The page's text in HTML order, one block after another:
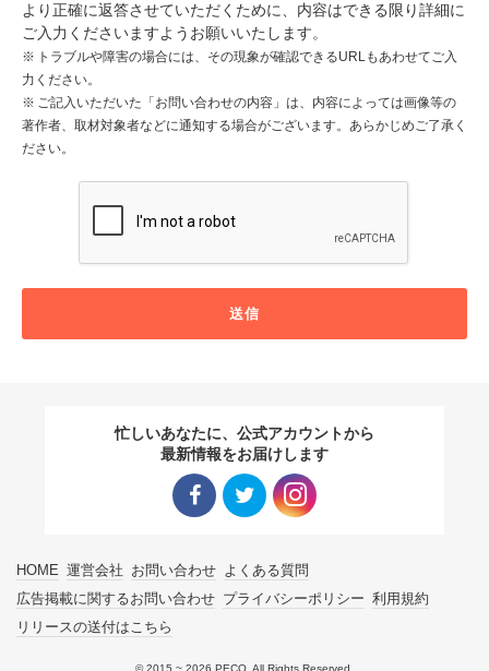
より正確に返答させていただくために、内容はできる限り詳細に
ご入力くださいますようお願いいたします。
トラブルや障害の場合には、その現象が確認できるURLもあわせてご入
力ください。
ご記入いただいた「お問い合わせの内容」は、内容によっては画像等の
著作者、取材対象者などに通知する場合がございます。あらかじめご了承く
ださい。
送信
忙しいあなたに、公式アカウントから
最新情報をお届けします
HOME 運営会社 お問い合わせ よくある質問
広告掲載に関するお問い合わせ プライバシーポリシー 利用規約
リリースの送付はこちら
© 2015 ~ 2026 PECO. All Rights Reserved.